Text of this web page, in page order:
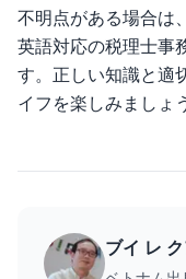
不明点がある場合は
英語対応の税理士事
す。正しい知識と適
イフを楽しみましょ
ブイ レ